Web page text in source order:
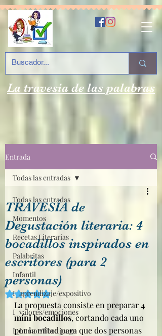
La travesía de las palabras
Entrada
Todas las entradas
Momentos
Recetas Literarias
Palabritas
Infantil
I_aprendizaje/expositivo
I_valores/emociones
I_humor/libro juego
Todas las entradas
TRAVESÍA de
Degustación literaria: 4
bocadillos inspirados en
escritores (para 2
personas)
Obtuvo NaN de 5 estrellas.
La propuesta consiste en preparar 4
mini bocadillos, cortando cada uno
por la mitad para que dos personas